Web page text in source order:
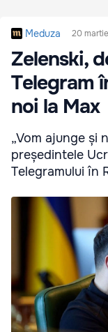
Meduza 20
Zelenski,
Telegram
noi la Max
„Vom ajunge și
președintele
Telegramului în